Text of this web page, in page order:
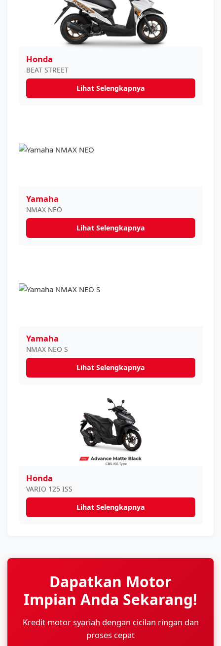
Honda
BEAT STREET
Lihat Selengkapnya
Yamaha
NMAX NEO
Lihat Selengkapnya
Yamaha
NMAX NEO S
Lihat Selengkapnya
Honda
VARIO 125 ISS
Lihat Selengkapnya
Dapatkan Motor
Impian Anda Sekarang!
Kredit motor syariah dengan cicilan ringan dan
proses cepat